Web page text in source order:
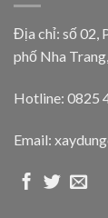
Địa chỉ: số 02,
phố Nha
Hotline: 0825
Email: